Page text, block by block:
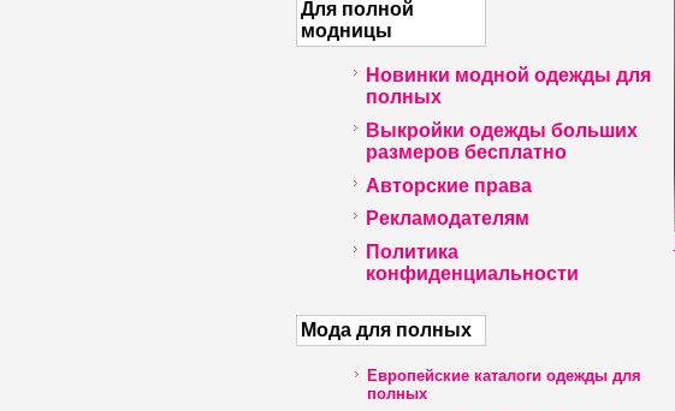
Для полной
модницы
Новинки модной одежды для
полных
Выкройки одежды больших
размеров бесплатно
Авторские права
Рекламодателям
Политика
конфиденциальности
Мода для полных
Европейские каталоги одежды для
полных